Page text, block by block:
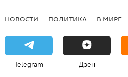
НОВОСТИ ПОЛИТИКА В МИРЕ
Telegram Дзен